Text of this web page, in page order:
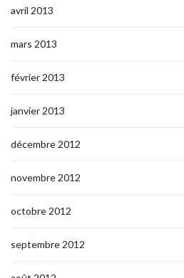
avril 2013
mars 2013
février 2013
janvier 2013
décembre 2012
novembre 2012
octobre 2012
septembre 2012